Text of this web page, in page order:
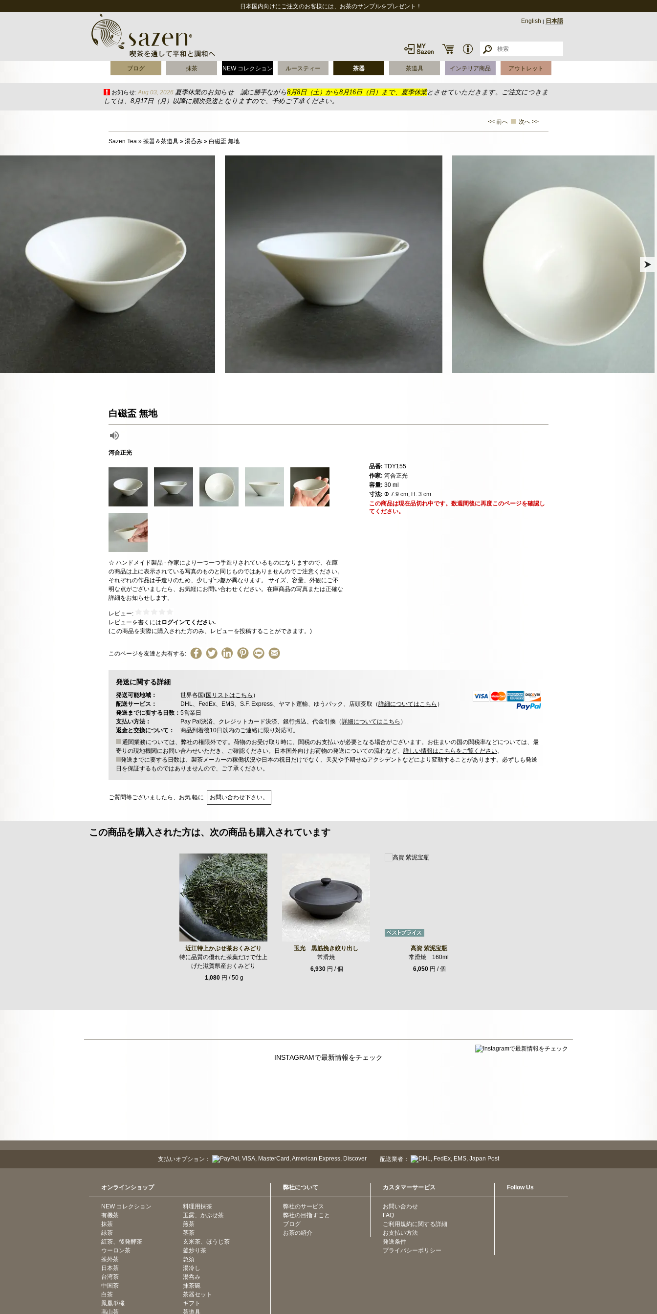
日本国内向けにご注文のお客様には、お茶のサンプルをプレゼント！
English | 日本語
ブログ 抹茶 NEW コレクション ルースティー 茶器 茶道具 インテリア商品 アウトレット
お知らせ: Aug 03, 2026 夏季休業のお知らせ 誠に勝手ながら8月8日（土）から8月16日（日）まで、夏季休業とさせていただきます。ご注文につきま
しては、8月17日（月）以降に順次発送となりますので、予めご了承ください。
<< 前へ 次へ >>
Sazen Tea » 茶器＆茶道具 » 湯呑み » 白磁盃 無地
白磁盃 無地
河合正光
☆ ハンドメイド製品 - 作家により一つ一つ手造りされているものになりますので、在庫
の商品は上に表示されている写真のものと同じものではありませんのでご注意ください。
それぞれの作品は手造りのため、少しずつ趣が異なります。 サイズ、容量、外観にご不
明な点がございましたら、お気軽にお問い合わせください。在庫商品の写真または正確な
詳細をお知らせします。
レビュー:
レビューを書くには ログインてください.
(この商品を実際に購入された方のみ、レビューを投稿することができます。)
このページを友達と共有する:
品番: TDY155
作家: 河合正光
容量: 30 ml
寸法: Φ 7.9 cm, H: 3 cm
この商品は現在品切れ中です。数週間後に再度このページを確認し
てください。
発送に関する詳細
発送可能地域： 世界各国(国リストはこちら ）
配送サービス：
DHL、FedEx、EMS、S.F. Express、ヤマト運輸、ゆうパック、店頭受取（詳細についてはこちら ）
発送までに要する日数： 5営業日
支払い方法：
Pay Pal決済、クレジットカード決済、銀行振込、代金引換（詳細についてはこちら ）
返金と交換について：
商品到着後10日以内のご連絡に限り対応可。
通関業務については、弊社の権限外です。荷物のお受け取り時に、関税のお支払いが必要となる場合がございます。お住まいの国の関税率などについては、最
寄りの現地機関にお問い合わせいただき、ご確認ください。日本国外向けお荷物の発送についての流れなど、 詳しい情報はこちらをご覧ください。
発送までに要する日数は、製茶メーカーの稼働状況や日本の祝日だけでなく、天災や予期せぬアクシデントなどにより変動することがあります。必ずしも発送
日を保証するものではありませんので、ご了承ください。
ご質問等ございましたら、お気 軽に お問い合わせ下さい。
この商品を購入された方は、次の商品も購入されています
近江特上かぶせ茶おくみどり
特に品質の優れた茶葉だけで仕上
げた滋賀県産おくみどり
1,080円 / 50 g
玉光 黒筋挽き絞り出し
常滑焼
6,930円 / 個
高資 紫泥宝瓶
常滑焼 160ml
6,050円 / 個
INSTAGRAMで最新情報をチェック
支払いオプション： 配送業者：
オンラインショップ
NEW コレクション
有機茶
抹茶
緑茶
紅茶、後発酵茶
ウーロン茶
茶外茶
日本茶
台湾茶
中国茶
白茶
鳳凰単欉
高山茶
料理用抹茶
玉露、かぶせ茶
煎茶
茎茶
玄米茶、ほうじ茶
釜炒り茶
急須
湯冷し
湯呑み
抹茶碗
茶器セット
ギフト
茶道具
弊社について
弊社のサービス
弊社の目指すこと
ブログ
お茶の紹介
カスタマーサービス
お問い合わせ
FAQ
ご利用規約に関する詳細
お支払い方法
発送条件
プライバシーポリシー
Follow Us